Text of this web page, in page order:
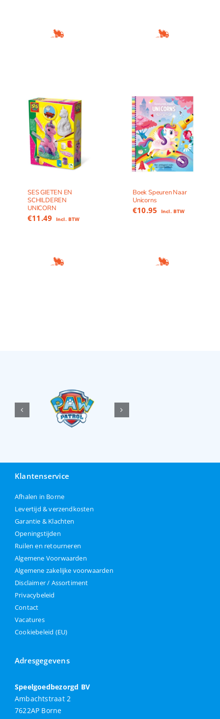
SES GIETEN EN
SCHILDEREN
UNICORN
€11.49 Incl. BTW
Boek Speuren Naar
Unicorns
€10.95 Incl. BTW
Klantenservice
Afhalen in Borne
Levertijd & verzendkosten
Garantie & Klachten
Openingstijden
Ruilen en retourneren
Algemene Voorwaarden
Algemene zakelijke voorwaarden
Disclaimer / Assortiment
Privacybeleid
Contact
Vacatures
Cookiebeleid (EU)
Adresgegevens
Speelgoedbezorgd BV
Ambachtstraat 2
7622AP Borne